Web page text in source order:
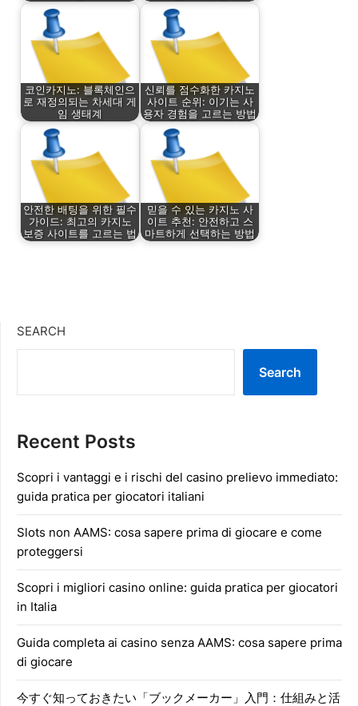
코인카지노: 블록체인으
로 재정의되는 차세대 게
임 생태계
신뢰를 점수화한 카지노
사이트 순위: 이기는 사
용자 경험을 고르는 방법
안전한 배팅을 위한 필수
가이드: 최고의 카지노
보증 사이트를 고르는 법
믿을 수 있는 카지노 사
이트 추천: 안전하고 스
마트하게 선택하는 방법
SEARCH
Search
Recent Posts
Scopri i vantaggi e i rischi del casino prelievo immediato:
guida pratica per giocatori italiani
Slots non AAMS: cosa sapere prima di giocare e come
proteggersi
Scopri i migliori casino online: guida pratica per giocatori
in Italia
Guida completa ai casino senza AAMS: cosa sapere prima
di giocare
今すぐ知っておきたい「ブックメーカー」入門：仕組みと活